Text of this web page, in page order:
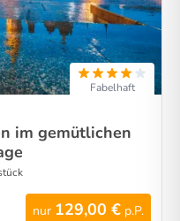
Fabelhaft
im gemütlichen
nur 129,00 € p.P.